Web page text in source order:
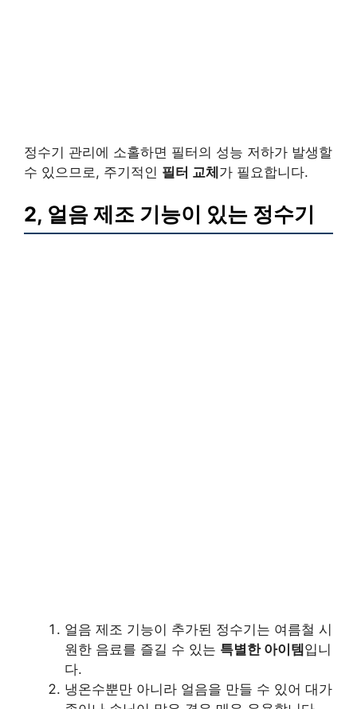
정수기 관리에 소홀하면 필터의 성능 저하가 발생할
수 있으므로, 주기적인 필터 교체가 필요합니다.
2, 얼음 제조 기능이 있는 정수기
얼음 제조 기능이 추가된 정수기는 여름철 시
원한 음료를 즐길 수 있는 특별한 아이템 입니
다.
냉온수뿐만 아니라 얼음을 만들 수 있어 대가